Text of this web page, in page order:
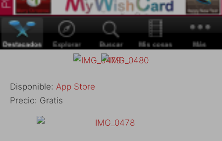
Disponible: App Store
Precio: Gratis